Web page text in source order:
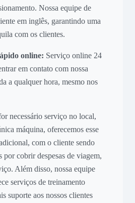
Nossa equipe de
em inglês, garantindo uma
com os clientes.
online: Serviço online 24
em contato com nossa
a qualquer hora, mesmo nos
necessário serviço no local,
máquina, oferecemos esse
com o cliente sendo
por cobrir despesas de viagem,
Além disso, nossa equipe
serviços de treinamento
suporte aos nossos clientes